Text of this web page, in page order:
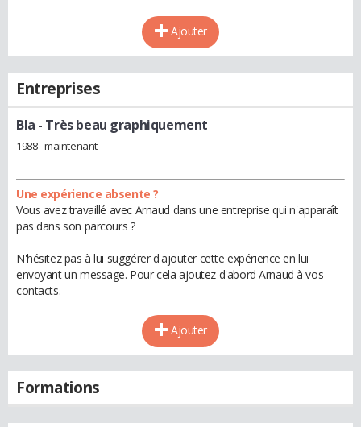
Ajouter
Entreprises
Bla - Très beau graphiquement
1988 - maintenant
Une expérience absente ?
Vous avez travaillé avec Arnaud dans une entreprise qui n'apparaît
pas dans son parcours ?
N'hésitez pas à lui suggérer d'ajouter cette expérience en lui
envoyant un message. Pour cela ajoutez d'abord Arnaud à vos
contacts.
Ajouter
Formations